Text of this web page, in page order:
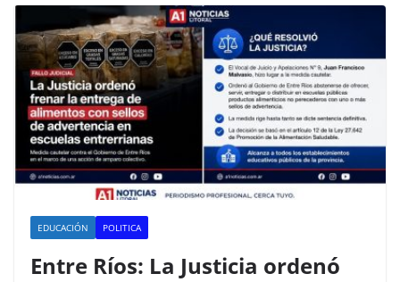
EDUCACIÓN POLITICA
Entre Ríos: La Justicia ordenó